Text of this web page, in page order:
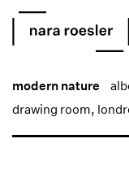
modern nature
drawing room,